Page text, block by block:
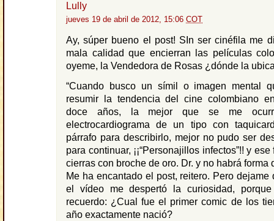
Lully
jueves 19 de abril de 2012, 15:06 COT
Ay, súper bueno el post! SIn ser cinéfila me
mala calidad que encierran las películas
oyeme, la Vendedora de Rosas ¿dónde la
“Cuando busco un símil o imagen mental
resumir la tendencia del cine colombiano
doce años, la mejor que se me
electrocardiograma de un tipo con
párrafo para describirlo, mejor no pudo ser
para continuar, ¡¡“Personajillos infectos”!! y
cierras con broche de oro. Dr. y no habrá forma
Me ha encantado el post, reitero. Pero dejame
el vídeo me despertó la curiosidad,
recuerdo: ¿Cual fue el primer comic de los
año exactamente nació?